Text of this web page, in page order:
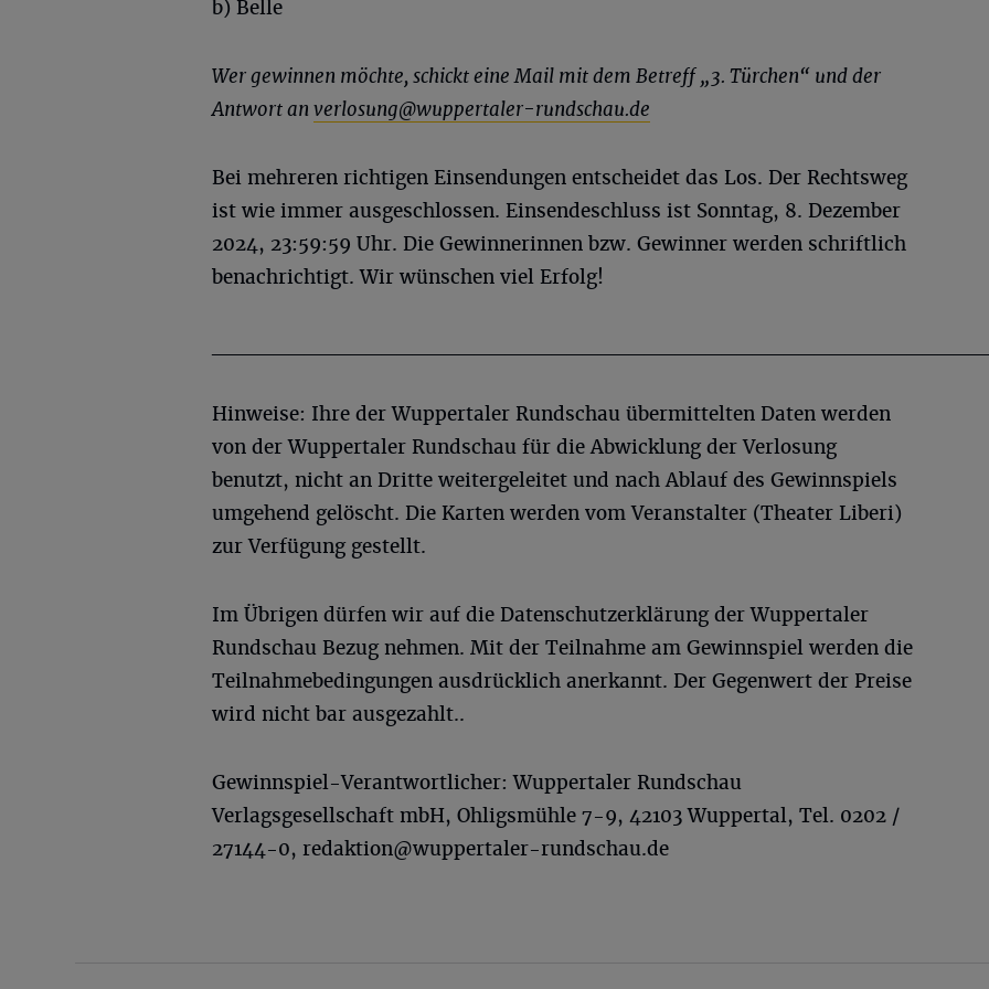
b) Belle
Wer gewinnen möchte, schickt eine Mail mit dem Betreff „3. Türchen“ und der
Antwort an verlosung@wuppertaler-rundschau.de
Bei mehreren richtigen Einsendungen entscheidet das Los. Der Rechtsweg
ist wie immer ausgeschlossen. Einsendeschluss ist Sonntag, 8. Dezember
2024, 23:59:59 Uhr. Die Gewinnerinnen bzw. Gewinner werden schriftlich
benachrichtigt. Wir wünschen viel Erfolg!
Hinweise: Ihre der Wuppertaler Rundschau übermittelten Daten werden
von der Wuppertaler Rundschau für die Abwicklung der Verlosung
benutzt, nicht an Dritte weitergeleitet und nach Ablauf des Gewinnspiels
umgehend gelöscht. Die Karten werden vom Veranstalter (Theater Liberi)
zur Verfügung gestellt.
Im Übrigen dürfen wir auf die Datenschutzerklärung der Wuppertaler
Rundschau Bezug nehmen. Mit der Teilnahme am Gewinnspiel werden die
Teilnahmebedingungen ausdrücklich anerkannt. Der Gegenwert der Preise
wird nicht bar ausgezahlt..
Gewinnspiel-Verantwortlicher: Wuppertaler Rundschau
Verlagsgesellschaft mbH, Ohligsmühle 7-9, 42103 Wuppertal, Tel. 0202 /
27144-0, redaktion@wuppertaler-rundschau.de